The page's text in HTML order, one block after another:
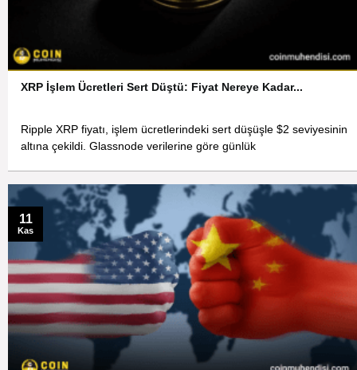
XRP İşlem Ücretleri Sert Düştü: Fiyat Nereye Kadar...
Ripple XRP fiyatı, işlem ücretlerindeki sert düşüşle $2 seviyesinin
altına çekildi. Glassnode verilerine göre günlük
11
Kas